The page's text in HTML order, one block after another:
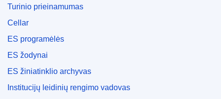
Turinio prieinamumas
Cellar
ES programėlės
ES žodynai
ES žiniatinklio archyvas
Institucijų leidinių rengimo vadovas